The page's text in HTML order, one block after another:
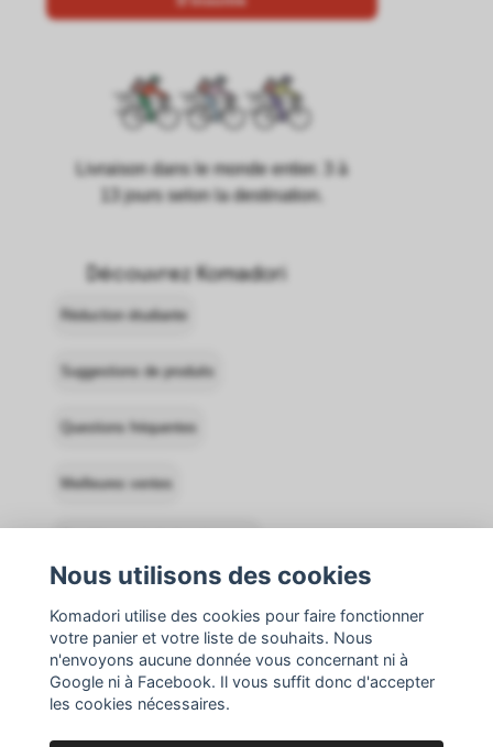
Livraison dans le monde entier. 3 à
13 jours selon la destination.
Découvrez Komadori
Réduction étudiante
Suggestions de produits
Questions fréquentes
Meilleures ventes
Retours
Nous utilisons des cookies
Komadori utilise des cookies pour faire fonctionner
votre panier et votre liste de souhaits. Nous
n'envoyons aucune donnée vous concernant ni à
Google ni à Facebook. Il vous suffit donc d'accepter
les cookies nécessaires.